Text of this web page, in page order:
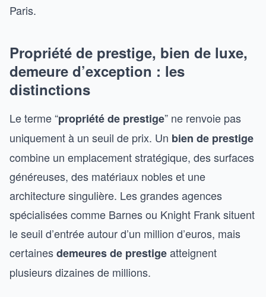
Paris.
Propriété de prestige, bien de luxe,
demeure d’exception : les
distinctions
Le terme “propriété de prestige” ne renvoie pas
uniquement à un seuil de prix. Un bien de prestige
combine un emplacement stratégique, des surfaces
généreuses, des matériaux nobles et une
architecture singulière. Les grandes agences
spécialisées comme Barnes ou Knight Frank situent
le seuil d’entrée autour d’un million d’euros, mais
certainesdemeures de prestigeatteignent
plusieurs dizaines de millions.